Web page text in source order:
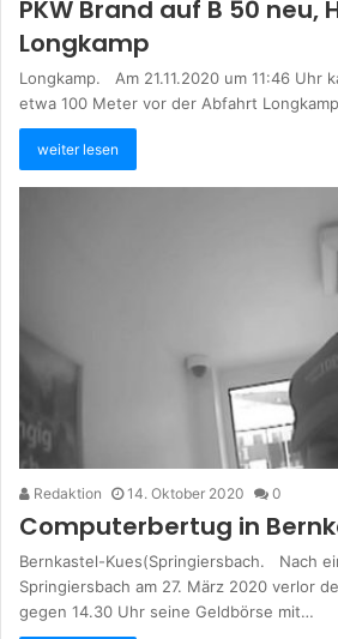
PKW Brand auf B 50 neu,
Longkamp
Longkamp. Am 21.11.2020 um 11:46 Uhr
etwa 100 Meter vor der Abfahrt
weiter lesen
Redaktion 14. Oktober 2020 0
Computerbertug in
Bernkastel-Kues(Springiersbach. Nach
Springiersbach am 27. März 2020 verlor
gegen 14.30 Uhr seine Geldbörse mit…